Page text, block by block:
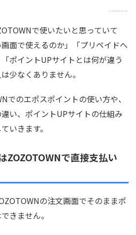
で使いたいと思っていて
面で使えるのか」「プリペイドへ
ポイントUPサイトとは何が違う
少なくありません。
でのエポスポイントの使い方や、
い、ポイントUPサイトの仕組み
いきます。
ZOZOTOWNで直接支払い
の注文画面でそのままポ
きません。